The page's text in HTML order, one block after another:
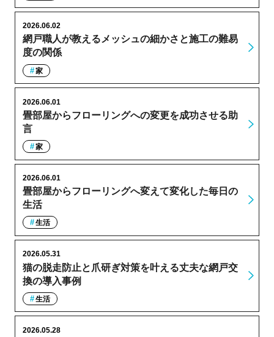
網戸職人が教えるメッシュの細かさと施工の難易
度の関係
2026.06.02
家
畳部屋からフローリングへの変更を成功させる助
言
2026.06.01
家
畳部屋からフローリングへ変えて変化した毎日の
生活
2026.06.01
生活
猫の脱走防止と爪研ぎ対策を叶える丈夫な網戸交
換の導入事例
2026.05.31
生活
2026.05.28